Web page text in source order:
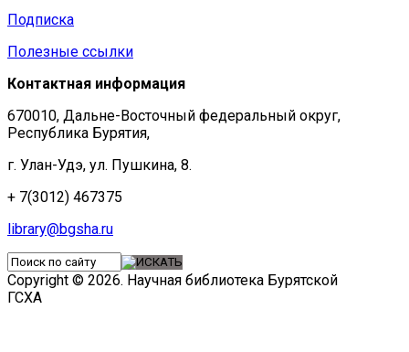
Подписка
Полезные ссылки
Контактная информация
670010, Дальне-Восточный федеральный округ,
Республика Бурятия,
г. Улан-Удэ, ул. Пушкина, 8.
+ 7(3012) 467375
library@bgsha.ru
Copyright © 2026. Научная библиотека Бурятской
ГСХА